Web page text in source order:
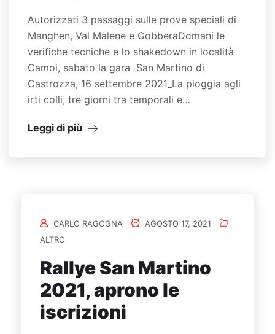
Autorizzati 3 passaggi sulle prove speciali di
Manghen, Val Malene e GobberaDomani le
verifiche tecniche e lo shakedown in località
Camoi, sabato la gara San Martino di
Castrozza, 16 settembre 2021_La pioggia agli
irti colli, tre giorni tra temporali e…
Leggi di più
CARLO RAGOGNA
AGOSTO 17, 2021
ALTRO
Rallye San Martino
2021, aprono le
iscrizioni